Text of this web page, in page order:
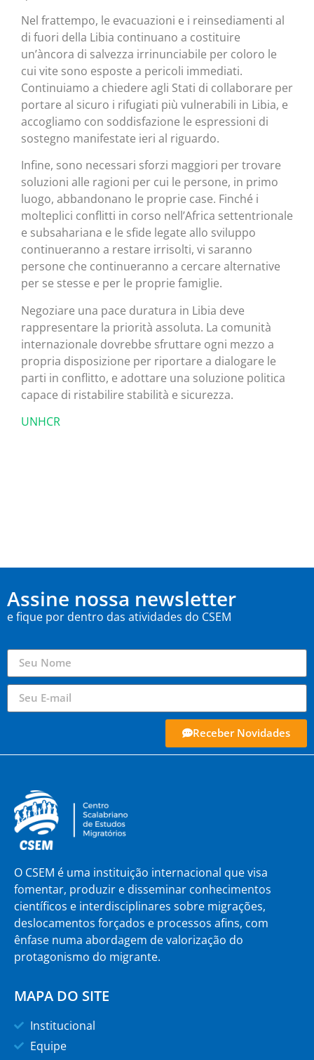
Nel frattempo, le evacuazioni e i reinsediamenti al
di fuori della Libia continuano a costituire
un’àncora di salvezza irrinunciabile per coloro le
cui vite sono esposte a pericoli immediati.
Continuiamo a chiedere agli Stati di collaborare per
portare al sicuro i rifugiati più vulnerabili in Libia, e
accogliamo con soddisfazione le espressioni di
sostegno manifestate ieri al riguardo.
Infine, sono necessari sforzi maggiori per trovare
soluzioni alle ragioni per cui le persone, in primo
luogo, abbandonano le proprie case. Finché i
molteplici conflitti in corso nell’Africa settentrionale
e subsahariana e le sfide legate allo sviluppo
continueranno a restare irrisolti, vi saranno
persone che continueranno a cercare alternative
per se stesse e per le proprie famiglie.
Negoziare una pace duratura in Libia deve
rappresentare la priorità assoluta. La comunità
internazionale dovrebbe sfruttare ogni mezzo a
propria disposizione per riportare a dialogare le
parti in conflitto, e adottare una soluzione politica
capace di ristabilire stabilità e sicurezza.
UNHCR
Assine nossa newsletter
e fique por dentro das atividades do CSEM
Receber Novidades
O CSEM é uma instituição internacional que visa
fomentar, produzir e disseminar conhecimentos
científicos e interdisciplinares sobre migrações,
deslocamentos forçados e processos afins, com
ênfase numa abordagem de valorização do
protagonismo do migrante.
MAPA DO SITE
Institucional
Equipe